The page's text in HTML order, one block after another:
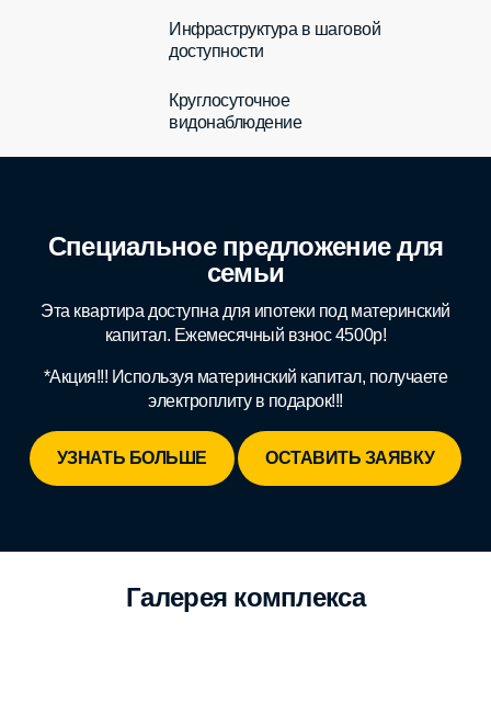
Инфраструктура в шаговой
доступности
Круглосуточное
видонаблюдение
Специальное предложение для
семьи
Эта квартира доступна для ипотеки под материнский
капитал. Ежемесячный взнос 4500р!
*Акция!!! Используя материнский капитал, получаете
электроплиту в подарок!!!
УЗНАТЬ БОЛЬШЕ ОСТАВИТЬ ЗАЯВКУ
Галерея комплекса